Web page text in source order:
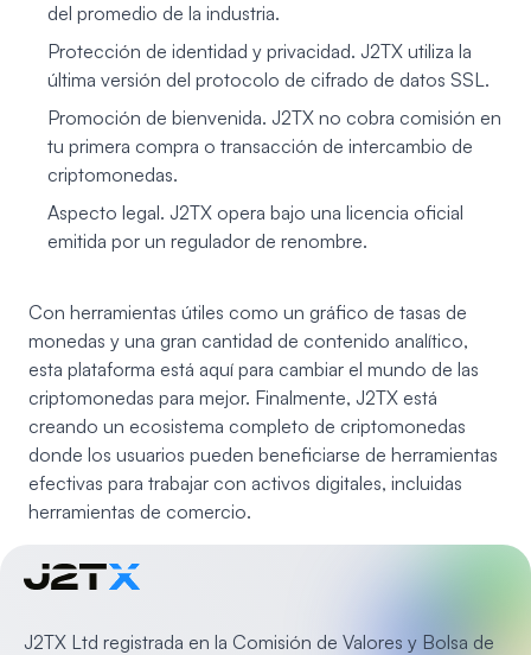
del promedio de la industria.
Protección de identidad y privacidad. J2TX utiliza la
última versión del protocolo de cifrado de datos SSL.
Promoción de bienvenida. J2TX no cobra comisión en
tu primera compra o transacción de intercambio de
criptomonedas.
Aspecto legal. J2TX opera bajo una licencia oficial
emitida por un regulador de renombre.
Con herramientas útiles como un gráfico de tasas de
monedas y una gran cantidad de contenido analítico,
esta plataforma está aquí para cambiar el mundo de las
criptomonedas para mejor. Finalmente, J2TX está
creando un ecosistema completo de criptomonedas
donde los usuarios pueden beneficiarse de herramientas
efectivas para trabajar con activos digitales, incluidas
herramientas de comercio.
J2TX Ltd registrada en la Comisión de Valores y Bolsa de